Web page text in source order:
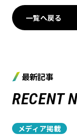
一覧へ戻る
最新記事
RECENT
メディア掲載